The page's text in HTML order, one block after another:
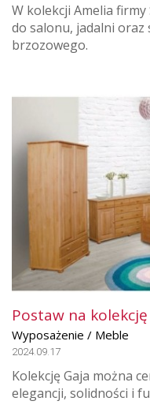
W kolekcji Amelia
do salonu, jadalni oraz
brzozowego.
Postaw na kolekcję
Wyposażenie / Meble
2024.09.17
Kolekcję Gaja można
elegancji, solidności i